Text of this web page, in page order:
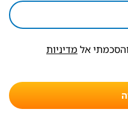
אל מדיניות